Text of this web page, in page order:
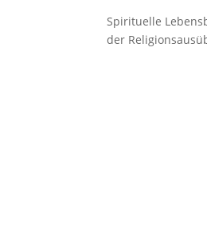
Spirituelle
der